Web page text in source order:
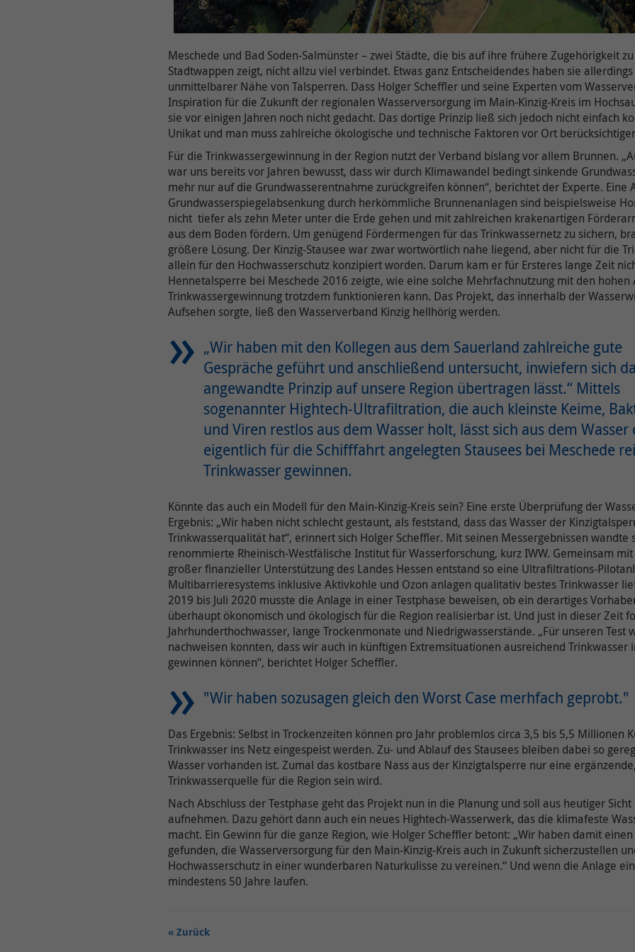
Meschede und Bad Soden-Salmünster – zwei Städte, die bis auf ihre frühere Zugehörigkeit
Stadtwappen zeigt, nicht allzu viel verbindet. Etwas ganz Entscheidendes haben sie
unmittelbarer Nähe von Talsperren. Dass Holger Scheffler und seine Experten vom
Inspiration für die Zukunft der regionalen Wasserversorgung im Main-Kinzig-Kreis im
sie vor einigen Jahren noch nicht gedacht. Das dortige Prinzip ließ sich jedoch nicht einfach
Unikat und man muss zahlreiche ökologische und technische Faktoren vor Ort
Für die Trinkwassergewinnung in der Region nutzt der Verband bislang vor allem Brunnen.
war uns bereits vor Jahren bewusst, dass wir durch Klimawandel bedingt sinkende
mehr nur auf die Grundwasserentnahme zurückgreifen können“, berichtet der Experte. Eine
Grundwasserspiegelabsenkung durch herkömmliche Brunnenanlagen sind beispielsweise
nicht tiefer als zehn Meter unter die Erde gehen und mit zahlreichen krakenartigen
aus dem Boden fördern. Um genügend Fördermengen für das Trinkwassernetz zu sichern,
größere Lösung. Der Kinzig-Stausee war zwar wortwörtlich nahe liegend, aber nicht für die
allein für den Hochwasserschutz konzipiert worden. Darum kam er für Ersteres lange Zeit
Hennetalsperre bei Meschede 2016 zeigte, wie eine solche Mehrfachnutzung mit den hohen
Trinkwassergewinnung trotzdem funktionieren kann. Das Projekt, das innerhalb der
Aufsehen sorgte, ließ den Wasserverband Kinzig hellhörig werden.
„Wir haben mit den Kollegen aus dem Sauerland zahlreiche gute
Gespräche geführt und anschließend untersucht, inwiefern sich
angewandte Prinzip auf unsere Region übertragen lässt.“ Mittels
sogenannter Hightech-Ultrafiltration, die auch kleinste Keime,
und Viren restlos aus dem Wasser holt, lässt sich aus dem Wasser
eigentlich für die Schifffahrt angelegten Stausees bei Meschede
Trinkwasser gewinnen.
Könnte das auch ein Modell für den Main-Kinzig-Kreis sein? Eine erste Überprüfung der
Ergebnis: „Wir haben nicht schlecht gestaunt, als feststand, dass das Wasser der
Trinkwasserqualität hat“, erinnert sich Holger Scheffler. Mit seinen Messergebnissen wandte
renommierte Rheinisch-Westfälische Institut für Wasserforschung, kurz IWW. Gemeinsam
großer finanzieller Unterstützung des Landes Hessen entstand so eine Ultrafiltrations-
Multibarrieresystems inklusive Aktivkohle und Ozon anlagen qualitativ bestes Trinkwasser
2019 bis Juli 2020 musste die Anlage in einer Testphase beweisen, ob ein derartiges
überhaupt ökonomisch und ökologisch für die Region realisierbar ist. Und just in dieser Zeit
Jahrhunderthochwasser, lange Trockenmonate und Niedrigwasserstände. „Für unseren
nachweisen konnten, dass wir auch in künftigen Extremsituationen ausreichend
gewinnen können“, berichtet Holger Scheffler.
"Wir haben sozusagen gleich den Worst Case merhfach geprobt."
Das Ergebnis: Selbst in Trockenzeiten können pro Jahr problemlos circa 3,5 bis 5,5 Millionen
Trinkwasser ins Netz eingespeist werden. Zu- und Ablauf des Stausees bleiben dabei so
Wasser vorhanden ist. Zumal das kostbare Nass aus der Kinzigtalsperre nur eine
Trinkwasserquelle für die Region sein wird.
Nach Abschluss der Testphase geht das Projekt nun in die Planung und soll aus heutiger
aufnehmen. Dazu gehört dann auch ein neues Hightech-Wasserwerk, das die klimafeste
macht. Ein Gewinn für die ganze Region, wie Holger Scheffler betont: „Wir haben damit
gefunden, die Wasserversorgung für den Main-Kinzig-Kreis auch in Zukunft sicherzustellen
Hochwasserschutz in einer wunderbaren Naturkulisse zu vereinen.“ Und wenn die Anlage
mindestens 50 Jahre laufen.
Zurück
Anbieter TYPO3 bzw. diese Website
Laufzeit 30 Tage
Zweck Enthält die gewählten Opt-in-Einstellungen.
Name /
Cookie-
Name(n)
Anbieter Onlim GmbH
Laufzeit 7 Tage
Zweck
Diese beinhaltet eine Referenz zum Nutzer in
unserem System.
Name /
Name(n)
Anbieter Onlim GmbH
Laufzeit 7 Tage
Zweck
Diese beinhaltet Information bezüglich der
Begrüßungsnachricht (z.B. ob der Nutzer diese
Name /
Cookie-
Name(n)
onlimChat.chatwidget-{Widget-ID}-timestamp
Anbieter Onlim GmbH
Laufzeit 7 Tage
Zweck Zeitpunkt des letzten Besuches des Nutzers.
Cookie-
Name(n)
onlimChat.chatwidget-{Widget-ID}-widgetInfo
Anbieter Onlim GmbH
Laufzeit 7 Tage
Zweck
Beinhaltet grundlegende Information zur
Darstellung des Widgets, damit der Nutzer diese
nicht bei jedem Besuch neu vom Server laden
muss.
Zweck
Meta Pixel ist ein von Meta bereitgestellter
Verkehr nachverfolgt und analysiert. Er gibt
Aufschluss darüber, wie Nutzer mit unserer
Website interagieren, und hilft uns, unser
Publikum besser zu verstehen und unsere
Online-Präsenz und die Ausrichtung von
Anzeigen zu optimieren. Weitere Informationen
zum Umgang mit Nutzerdaten finden Sie in der
Datenschutzerklärung von Meta unter:
https://www.facebook.com/privacy/policy/
Name /
Cookie-
Name(n)
YouTube
Anbieter YouTube, LLC
Laufzeit 6 Monate
Zweck
Wird verwendet, um YouTube-Inhalte zu
Weitere Informationen zum Umgang von
Nutzerdaten finden Sie in der
Datenschutzerklärung von YouTube unter:
https://policies.google.com/privacy
Name /
Cookie-
Name(n)
OpenStreetMap / _osm_location
Laufzeit 10 Jahre
Zweck
Wird verwendet, um OpenStreetMap-Inhalte zu
entsperren.
Weitere Informationen zum Umgang von
Nutzerdaten finden Sie in der
https://wiki.osmfoundation.org/wiki/Privacy_Policy
Ergänzende Information zu OpenStreetMap
erhalten Sie auch in unserer
Datenschutzerklärung unter:
https://www.kreiswerke-main-
kinzig.de/rechtlichesdatenschutz/datenschutz/
Name /
Cookie-
Name(n)
Google Maps / NID
Anbieter
Google Ireland Limited, Gordon House, Barrow
Street, Dublin 4, Ireland
Laufzeit
Wird zum Entsperren von Google Maps-Inhalten
verwendet.
Weitere Informationen zum Umgang von
Nutzerdaten finden Sie in der
Cookie-Informationen anzeigen